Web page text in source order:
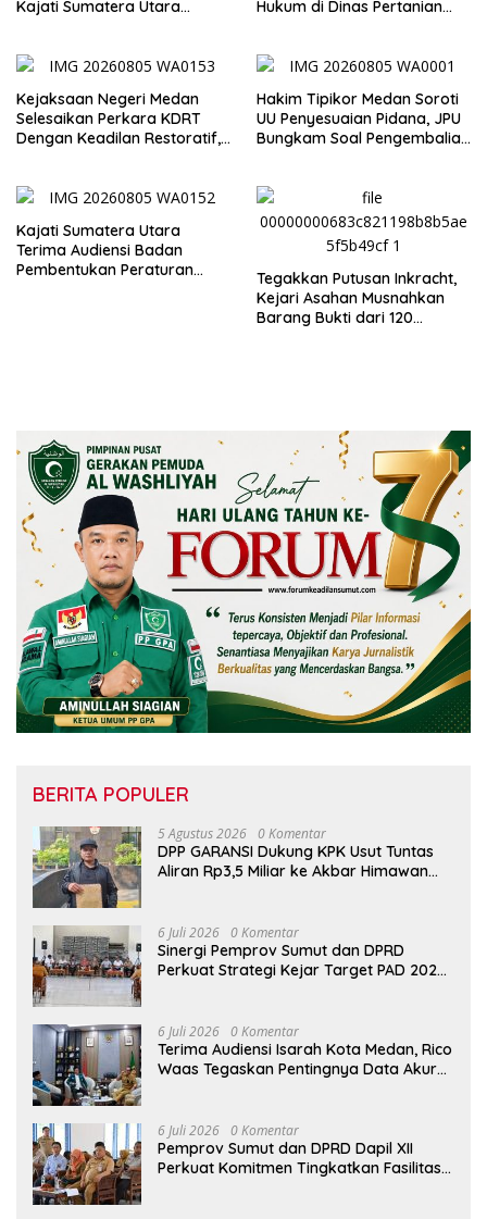
Kajati Sumatera Utara
Hukum di Dinas Pertanian
Kejaksaan Negeri Medan
Selesaikan Perkara KDRT
Dengan Keadilan Restoratif,
Rumahtangga
Hakim Tipikor Medan Soroti
UU Penyesuaian Pidana, JPU
Bungkam Soal Pengembalian
Kajati Sumatera Utara
Terima Audiensi Badan
Pembentukan Peraturan
Tegakkan Putusan Inkracht,
Kejari Asahan Musnahkan
Barang Bukti dari 120
BERITA POPULER
5 Agustus 2026 0 Komentar
DPP GARANSI Dukung KPK Usut Tuntas
Aliran Rp3,5 Miliar ke Akbar Himawan
6 Juli 2026 0 Komentar
Sinergi Pemprov Sumut dan DPRD
Perkuat Strategi Kejar Target PAD 2026
6 Juli 2026 0 Komentar
Terima Audiensi Isarah Kota Medan, Rico
Waas Tegaskan Pentingnya Data Akurat
6 Juli 2026 0 Komentar
Pemprov Sumut dan DPRD Dapil XII
Perkuat Komitmen Tingkatkan Fasilitas